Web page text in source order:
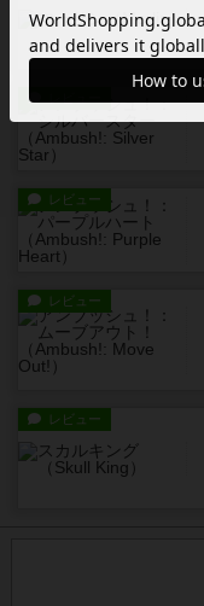
レビュー
レビュー
レビュー